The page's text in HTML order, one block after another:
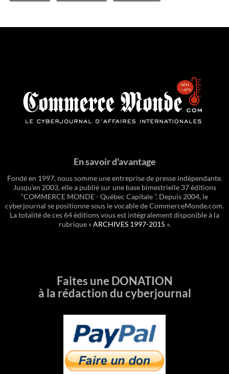
En savoir d'avantage
Fondé en 1997, nous somme une entreprise de presse indépendante.
Jusqu'en 2003, elle a publié sur une base bimestrielle 37 éditions
“COMMERCE MONDE - Québec Capitale ”. Depuis 2004, le
cyberjournal se positionne sous le vocable de CommerceMonde.com.
La totalité de ces 64 éditions vous est intégralement disponible à la
rubrique «ARCHIVES 1997-2015 ».
Faites une DONATION
à la rédaction du cyberjournal